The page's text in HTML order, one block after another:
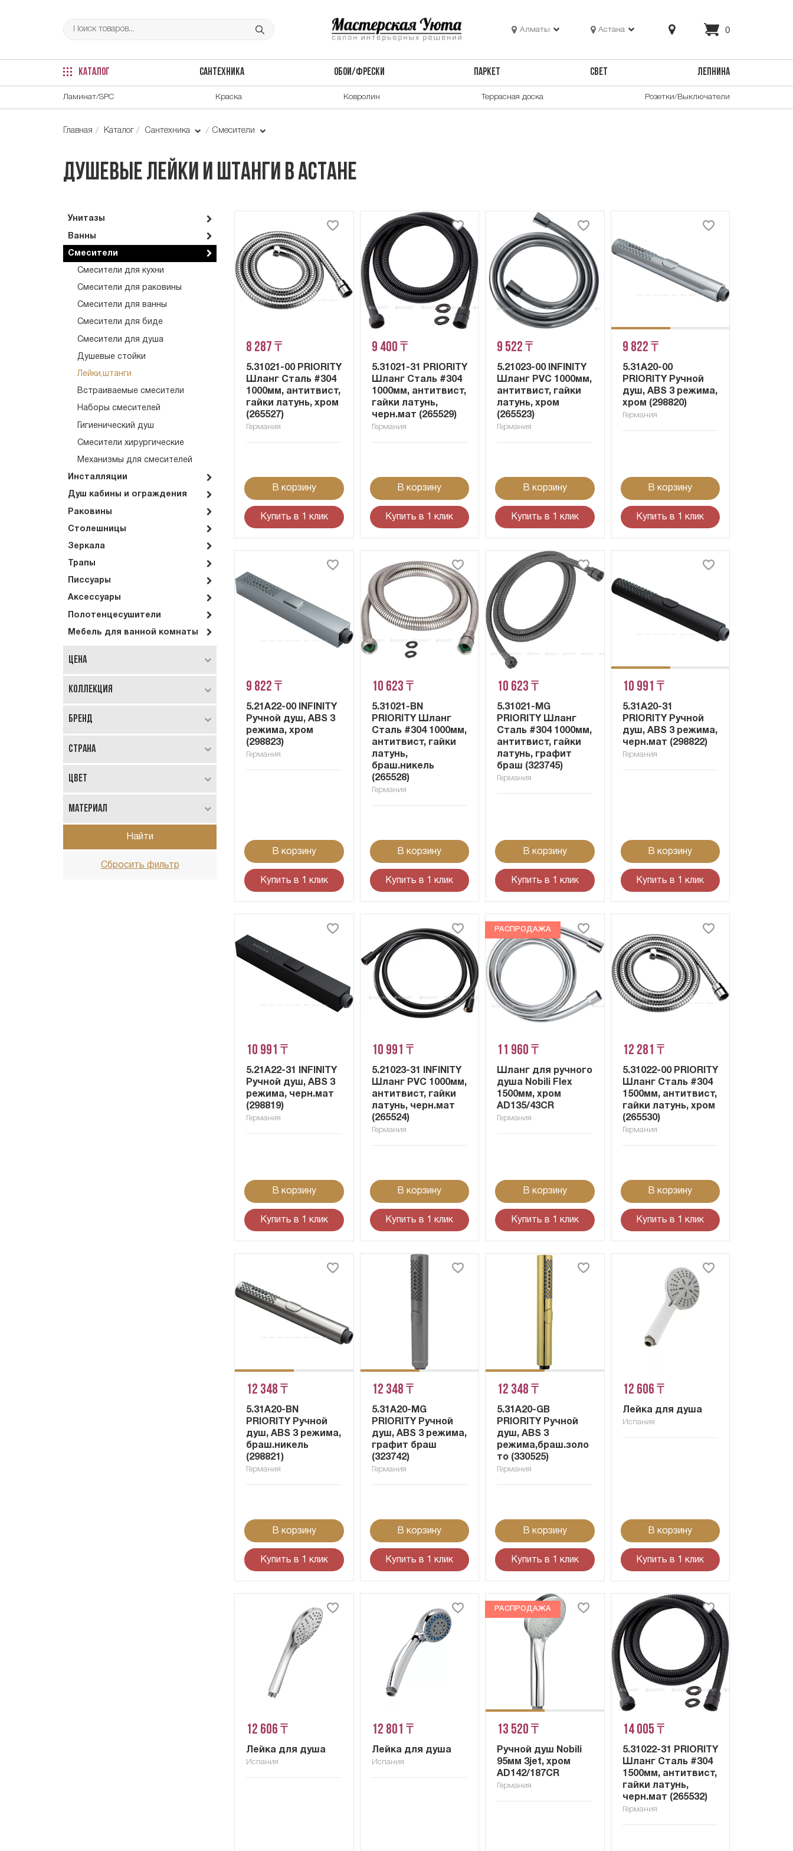
Алматы Астана 0
КАТАЛОГ САНТЕХНИКА ОБОИ/ФРЕСКИ ПАРКЕТ СВЕТ ЛЕПНИНА
Ламинат/SPC Краска Ковролин Террасная доска Розетки/Выключатели
Главная Каталог Сантехника Смесители
Душевые лейки и штанги в Астане
Унитазы
Ванны
Смесители
Смесители для кухни
Смесители для раковины
Смесители для ванны
Смесители для биде
Смесители для душа
Душевые стойки
Лейки,штанги
Встраиваемые смесители
Наборы смесителей
Гигиенический душ
Смесители хирургические
Механизмы для смесителей
Инсталляции
Душ кабины и ограждения
Раковины
Столешницы
Зеркала
Трапы
Писсуары
Аксессуары
Полотенцесушители
Мебель для ванной комнаты
Цена
Коллекция
Бренд
Страна
Цвет
Материал
Найти
Сбросить фильтр
8 287 ₸
5.31021-00 PRIORITY
Шланг Сталь #304
1000мм, антитвист,
гайки латунь, хром
(265527)
Германия
В корзину
Купить в 1 клик
9 400 ₸
5.31021-31 PRIORITY
Шланг Сталь #304
1000мм, антитвист,
гайки латунь,
черн.мат (265529)
Германия
В корзину
Купить в 1 клик
9 522 ₸
5.21023-00 INFINITY
Шланг PVC 1000мм,
антитвист, гайки
латунь, хром
(265523)
Германия
В корзину
Купить в 1 клик
9 822 ₸
5.31A20-00
PRIORITY Ручной
душ, ABS 3 режима,
хром (298820)
Германия
В корзину
Купить в 1 клик
9 822 ₸
5.21A22-00 INFINITY
Ручной душ, ABS 3
режима, хром
(298823)
Германия
В корзину
Купить в 1 клик
10 623 ₸
5.31021-BN
PRIORITY Шланг
Сталь #304 1000мм,
антитвист, гайки
латунь,
браш.никель
(265528)
Германия
В корзину
Купить в 1 клик
10 623 ₸
5.31021-MG
PRIORITY Шланг
Сталь #304 1000мм,
антитвист, гайки
латунь, графит
браш (323745)
Германия
В корзину
Купить в 1 клик
10 991 ₸
5.31A20-31
PRIORITY Ручной
душ, ABS 3 режима,
черн.мат (298822)
Германия
В корзину
Купить в 1 клик
10 991 ₸
5.21A22-31 INFINITY
Ручной душ, ABS 3
режима, черн.мат
(298819)
Германия
В корзину
Купить в 1 клик
10 991 ₸
5.21023-31 INFINITY
Шланг PVC 1000мм,
антитвист, гайки
латунь, черн.мат
(265524)
Германия
В корзину
Купить в 1 клик
РАСПРОДАЖА
11 960 ₸
Шланг для ручного
душа Nobili Flex
1500мм, хром
AD135/43CR
Германия
В корзину
Купить в 1 клик
12 281 ₸
5.31022-00 PRIORITY
Шланг Сталь #304
1500мм, антитвист,
гайки латунь, хром
(265530)
Германия
В корзину
Купить в 1 клик
12 348 ₸
5.31A20-BN
PRIORITY Ручной
душ, ABS 3 режима,
браш.никель
(298821)
Германия
В корзину
Купить в 1 клик
12 348 ₸
5.31A20-MG
PRIORITY Ручной
душ, ABS 3 режима,
графит браш
(323742)
Германия
В корзину
Купить в 1 клик
12 348 ₸
5.31A20-GB
PRIORITY Ручной
душ, ABS 3
режима,браш.золо
то (330525)
Германия
В корзину
Купить в 1 клик
12 606 ₸
Лейка для душа
Испания
В корзину
Купить в 1 клик
12 606 ₸
Лейка для душа
Испания
12 801 ₸
Лейка для душа
Испания
РАСПРОДАЖА
13 520 ₸
Ручной душ Nobili
95мм 3jet, хром
AD142/187CR
Германия
14 005 ₸
5.31022-31 PRIORITY
Шланг Сталь #304
1500мм, антитвист,
гайки латунь,
черн.мат (265532)
Германия